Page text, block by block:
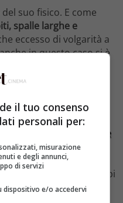
suo fisico. E come
spalle larghe e
eccesso di volgarità a
in questo caso si è
a un balletto
le coprotagoniste
Gomez
per girare alcune
bel Zac ci sembra più
uscito oggi, 24 settembre
Channing
per un futuro
era già proposto
in tempi
il tuo consenso
personali per:
misurazione
e degli annunci,
di servizi
dispositivo e/o accedervi